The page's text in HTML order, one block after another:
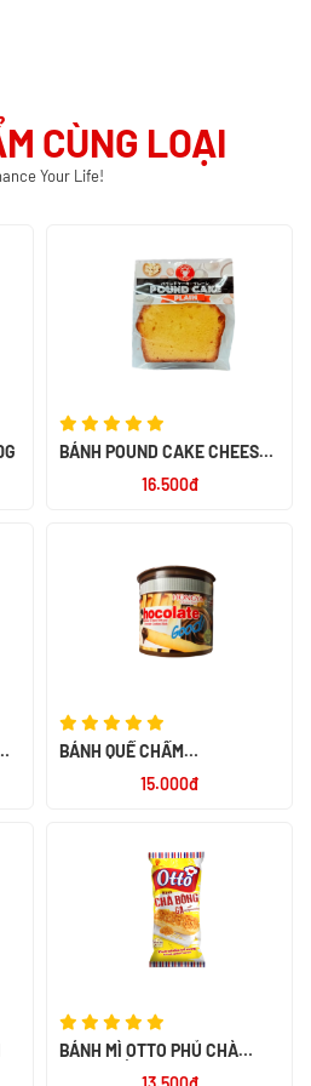
CÙNG LOẠI
Your Life!
BÁNH POUND CAKE CHEESE
16.500đ
BÁNH QUẾ CHẤM
15.000đ
BÁNH MÌ OTTO PHỦ CHÀ